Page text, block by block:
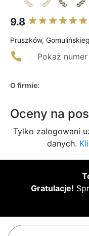
9.8
Pruszków,
Pokaż
O firmie:
Oceny na
Tylko zalogowani
danych.
Gratulacje!